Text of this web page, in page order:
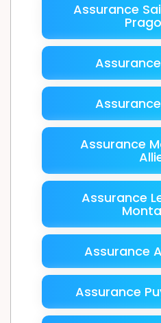
Assurance
Assurance
Assurance
Assurance
Assurance